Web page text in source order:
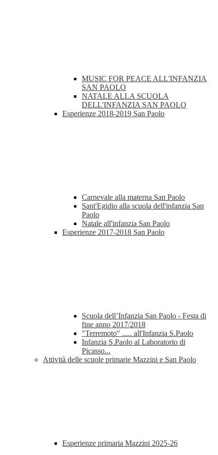
MUSIC FOR PEACE ALL'INFANZIA
SAN PAOLO
NATALE ALLA SCUOLA
DELL'INFANZIA SAN PAOLO
Esperienze 2018-2019 San Paolo
Carnevale alla materna San Paolo
Sant'Egidio alla scuola dell'infanzia San
Paolo
Natale all'infanzia San Paolo
Esperienze 2017-2018 San Paolo
Scuola dell’Infanzia San Paolo - Festa di
fine anno 2017/2018
"Terremoto" ..... all'Infanzia S.Paolo
Infanzia S.Paolo al Laboratorio di
Picasso...
Attività delle scuole primarie Mazzini e San Paolo
Esperienze primaria Mazzini 2025-26